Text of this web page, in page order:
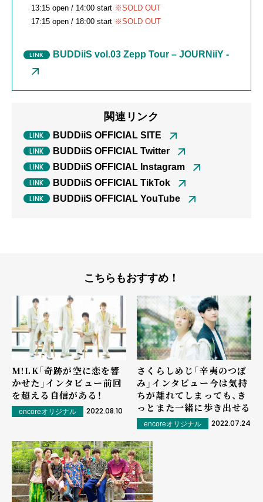
13:15 open / 14:00 start ※SOLD OUT
17:15 open / 18:00 start ※SOLD OUT
BUDDiiS vol.03 Zepp Tour – JOURNiiY -
関連リンク
BUDDiiS OFFICIAL SITE
BUDDiiS OFFICIAL Twitter
BUDDiiS OFFICIAL Instagram
BUDDiiS OFFICIAL TikTok
BUDDiiS OFFICIAL YouTube
こちらもおすすめ！
M!LK「奇跡が空に恋を響
かせた」インタビュー――前回
を超える自信がある！
encoreオリジナル 2022.08.10
さくらしめじ「辛夷のつぼ
み」インタビュー――今は気持
ちが離れてしまっても、き
っとまた一緒に歩き出せる
encoreオリジナル 2022.07.24